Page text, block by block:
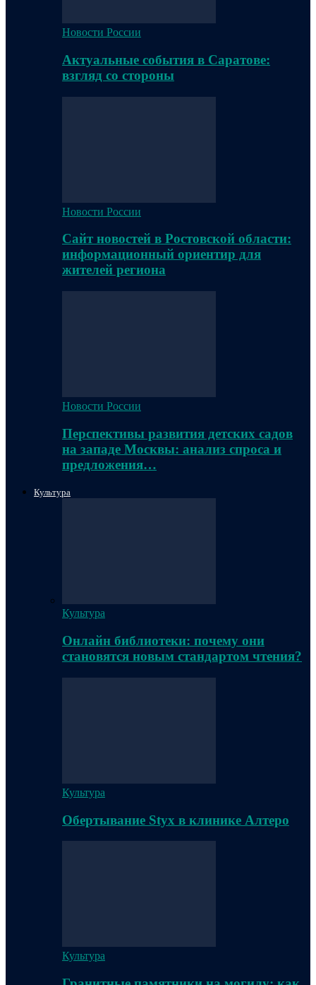
Новости России
Актуальные события в Саратове:
взгляд со стороны
Новости России
Сайт новостей в Ростовской области:
информационный ориентир для
жителей региона
Новости России
Перспективы развития детских садов
на западе Москвы: анализ спроса и
предложения…
Культура
Культура
Онлайн библиотеки: почему они
становятся новым стандартом чтения?
Культура
Обертывание Styx в клинике Алтеро
Культура